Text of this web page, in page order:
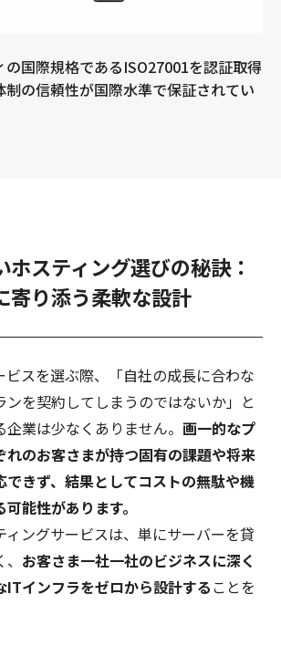
の国際規格であるISO27001を認証取得
制の信頼性が国際水準で保証されてい
ホスティング選びの秘訣：
寄り添う柔軟な設計
ビスを選ぶ際、「自社の成長に合わな
ンを契約してしまうのではないか」と
業は少なくありません。 画一的なプ
れのお客さまが持つ固有の課題や将来
できず、結果としてコストの無駄や機
能性があります。
ィングサービスは、単にサーバーを貸
お客さま一社一社のビジネスに深く
ITインフラをゼロから設計する ことを